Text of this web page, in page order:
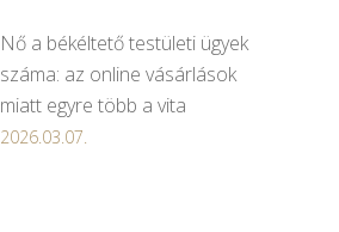
Nő a békéltető testületi ügyek
száma: az online vásárlások
miatt egyre több a vita
2026.03.07.